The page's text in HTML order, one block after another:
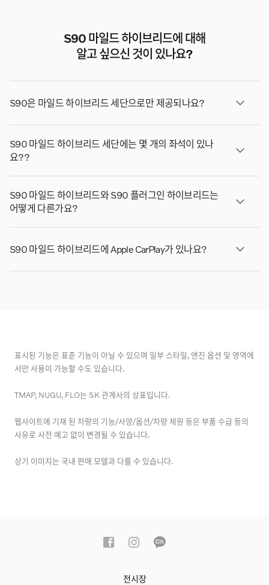
S90 마일드 하이브리드에 대해
알고 싶으신 것이 있나요?
S90은 마일드 하이브리드 세단으로만 제공되나요?
니다.
S90 마일드 하이브리드 세단에는 몇 개의 좌석이 있나
요??
편안한 승차감을 원하는 소규모 가족이나 회사 차량 운전
S90 마일드 하이브리드와 S90 플러그인 하이브리드는
어떻게 다른가요?
주로 전력 생성 방식이 다릅니다. 마일드 하이브리드는 배
S90 마일드 하이브리드에 Apple CarPlay가 있나요?
표시된 기능은 표준 기능이 아닐 수 있으며 일부 스타일, 엔진 옵션 및 영역에
서만 사용이 가능할 수도 있습니다.
TMAP, NUGU, FLO는 SK 관계사의 상표입니다.
웹사이트에 기재 된 차량의 기능/사양/옵션/차량 제원 등은 부품 수급 등의
사유로 사전 예고 없이 변경될 수 있습니다.
상기 이미지는 국내 판매 모델과 다를 수 있습니다.
전시장